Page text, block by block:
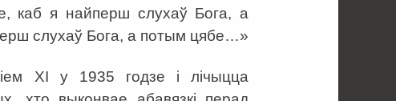
каб я найперш слухаў Бога, а
слухаў Бога, а потым цябе…»
XI у 1935 годзе і лічыцца